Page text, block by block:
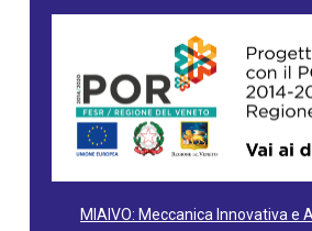
MIAIVO: Meccanica Innovativa e